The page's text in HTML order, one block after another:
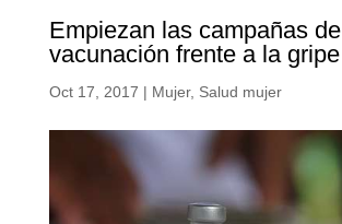
Empiezan las campañas de
vacunación frente a la gripe
Oct 17, 2017 | Mujer, Salud mujer